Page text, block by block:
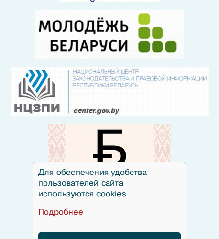
Для обеспечения удобства
пользователей сайта
используются cookies
Подробнее